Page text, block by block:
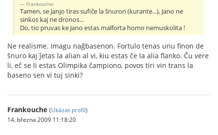
Frankouche:
Tamen, se Janjo tiras sufiĉe la ŝnuron (kurante...), Jano ne
sinkos kaj ne dronos...
Do, tio pruvas ke Jano estas malforta homo nemuskolita !
Ne realisme. Imagu naĝbasenon. Fortulo tenas unu finon de
ŝnuro kaj ĵetas la alian al vi, kiu estas ĉe la alia flanko. Ĉu vere
li, eĉ se li estas Olimpika ĉampiono, povos tiri vin trans la
baseno sen vi tuj sinki?
Frankouche (Ukázat profil)
14. března 2009 11:18:20